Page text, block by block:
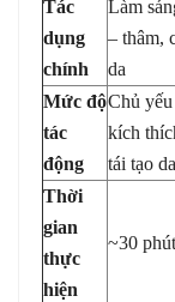
Tác
dụng
chính
Làm
– thâm,
da
Mức độ
tác
động
Chủ
kích
tái tạo
Thời
gian
thực
hiện
~30 phút